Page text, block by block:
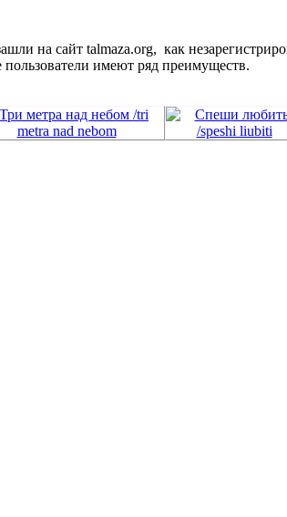
на сайт talmaza.org, как
имеют ряд преимуществ.